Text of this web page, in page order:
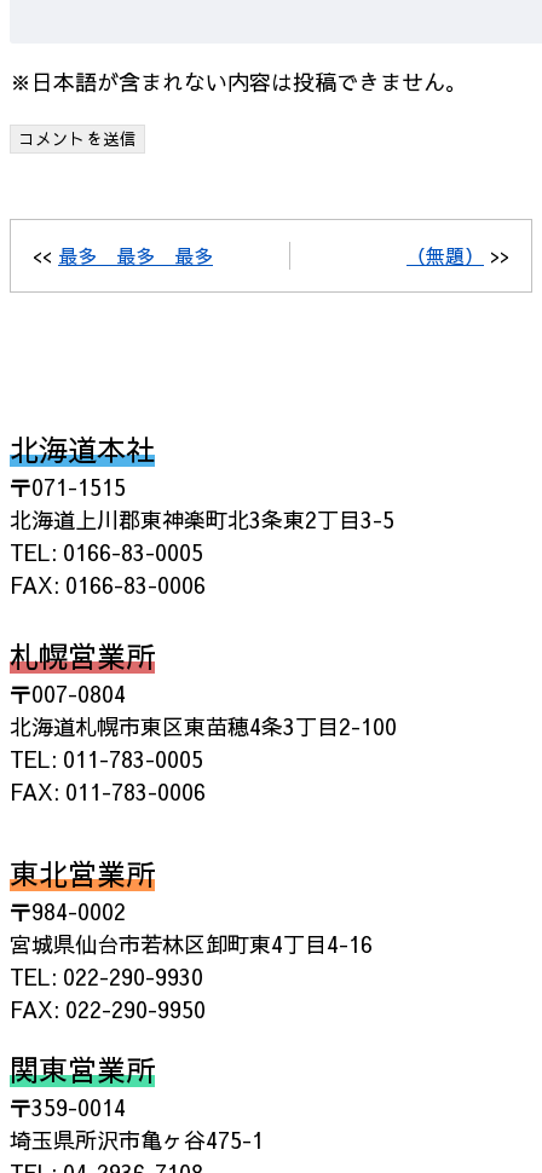
※日本語が含まれない内容は投稿できません。
<< 最多 最多 最多 （無題） >>
北海道本社
〒071-1515
北海道上川郡東神楽町北3条東2丁目3-5
TEL: 0166-83-0005
FAX: 0166-83-0006
札幌営業所
〒007-0804
北海道札幌市東区東苗穂4条3丁目2-100
TEL: 011-783-0005
FAX: 011-783-0006
東北営業所
〒984-0002
宮城県仙台市若林区卸町東4丁目4-16
TEL: 022-290-9930
FAX: 022-290-9950
関東営業所
〒359-0014
埼玉県所沢市亀ヶ谷475-1